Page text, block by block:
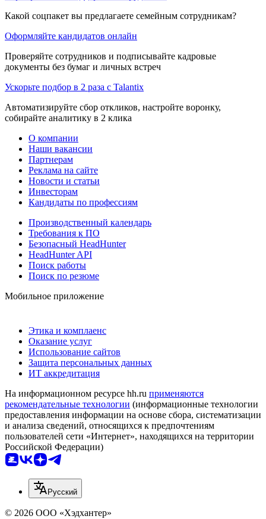
Какой соцпакет вы предлагаете семейным сотрудникам?
Оформляйте кандидатов онлайн
Проверяйте сотрудников и подписывайте кадровые
документы без бумаг и личных встреч
Ускорьте подбор в 2 раза с Talantix
Автоматизируйте сбор откликов, настройте воронку,
собирайте аналитику в 2 клика
О компании
Наши вакансии
Партнерам
Реклама на сайте
Новости и статьи
Инвесторам
Кандидаты по профессиям
Производственный календарь
Требования к ПО
Безопасный HeadHunter
HeadHunter API
Поиск работы
Поиск по резюме
Мобильное приложение
Этика и комплаенс
Оказание услуг
Использование сайтов
Защита персональных данных
ИТ аккредитация
На информационном ресурсе hh.ru применяются
рекомендательные технологии (информационные технологии
предоставления информации на основе сбора, систематизации
и анализа сведений, относящихся к предпочтениям
пользователей сети «Интернет», находящихся на территории
Российской Федерации)
Русский
© 2026 ООО «Хэдхантер»